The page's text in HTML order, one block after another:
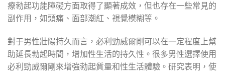
療勃起功能障礙方面取得了顯著成效，但也存在一些常見的
副作用，如頭痛、面部潮紅、視覺模糊等。
對于男性壯陽持久而言，必利勁威爾剛可以在一定程度上幫
助延長勃起時間，增加性生活的持久性。很多男性選擇使用
必利勁威爾剛來增強勃起質量和性生活體驗。研究表明，使